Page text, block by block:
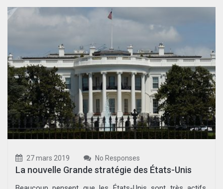
27 mars 2019 No Responses
La nouvelle Grande stratégie des États-Unis